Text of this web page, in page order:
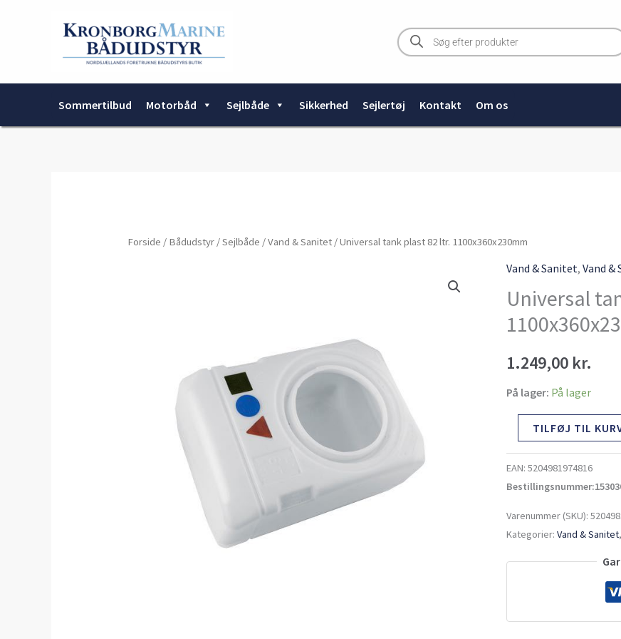
Products
search
Sommertilbud Motorbåd Sejlbåde Sikkerhed Sejlertøj Kontakt Om os
Forside / Bådudstyr/Sejlbåde /Vand & Sanitet/ Universal tank plast 82 ltr. 1100x360x230mm
Vand & Sanitet,Vand &
Universal
1.249,00 kr.
På lager: På lager
TILFØJ TIL
EAN:5204981974816
Varenummer (SKU):
Kategorier:Vand & Sanitet